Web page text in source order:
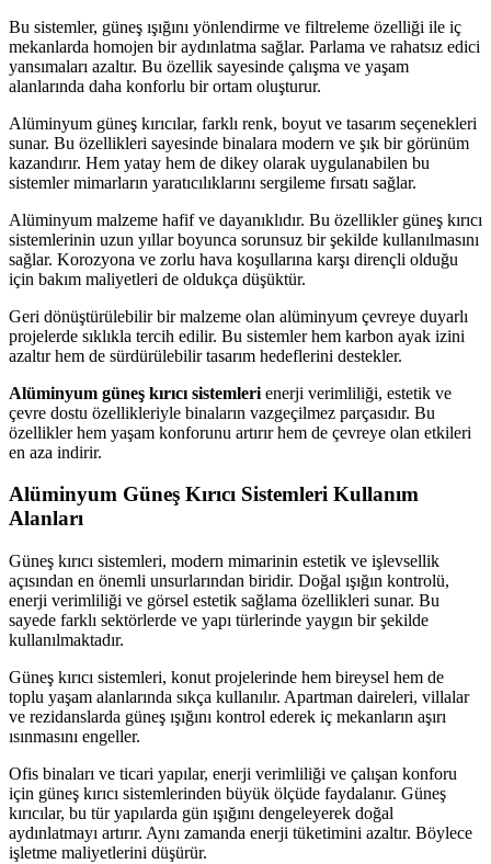
Bu sistemler, güneş ışığını yönlendirme ve filtreleme özelliği ile iç
mekanlarda homojen bir aydınlatma sağlar. Parlama ve rahatsız edici
yansımaları azaltır. Bu özellik sayesinde çalışma ve yaşam
alanlarında daha konforlu bir ortam oluşturur.
Alüminyum güneş kırıcılar, farklı renk, boyut ve tasarım seçenekleri
sunar. Bu özellikleri sayesinde binalara modern ve şık bir görünüm
kazandırır. Hem yatay hem de dikey olarak uygulanabilen bu
sistemler mimarların yaratıcılıklarını sergileme fırsatı sağlar.
Alüminyum malzeme hafif ve dayanıklıdır. Bu özellikler güneş kırıcı
sistemlerinin uzun yıllar boyunca sorunsuz bir şekilde kullanılmasını
sağlar. Korozyona ve zorlu hava koşullarına karşı dirençli olduğu
için bakım maliyetleri de oldukça düşüktür.
Geri dönüştürülebilir bir malzeme olan alüminyum çevreye duyarlı
projelerde sıklıkla tercih edilir. Bu sistemler hem karbon ayak izini
azaltır hem de sürdürülebilir tasarım hedeflerini destekler.
Alüminyum güneş kırıcı sistemleri enerji verimliliği, estetik ve
çevre dostu özellikleriyle binaların vazgeçilmez parçasıdır. Bu
özellikler hem yaşam konforunu artırır hem de çevreye olan etkileri
en aza indirir.
Alüminyum Güneş Kırıcı Sistemleri Kullanım
Alanları
Güneş kırıcı sistemleri, modern mimarinin estetik ve işlevsellik
açısından en önemli unsurlarından biridir. Doğal ışığın kontrolü,
enerji verimliliği ve görsel estetik sağlama özellikleri sunar. Bu
sayede farklı sektörlerde ve yapı türlerinde yaygın bir şekilde
kullanılmaktadır.
Güneş kırıcı sistemleri, konut projelerinde hem bireysel hem de
toplu yaşam alanlarında sıkça kullanılır. Apartman daireleri, villalar
ve rezidanslarda güneş ışığını kontrol ederek iç mekanların aşırı
ısınmasını engeller.
Ofis binaları ve ticari yapılar, enerji verimliliği ve çalışan konforu
için güneş kırıcı sistemlerinden büyük ölçüde faydalanır. Güneş
kırıcılar, bu tür yapılarda gün ışığını dengeleyerek doğal
aydınlatmayı artırır. Aynı zamanda enerji tüketimini azaltır. Böylece
işletme maliyetlerini düşürür.